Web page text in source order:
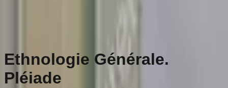
Ethnologie Générale.
Pléiade